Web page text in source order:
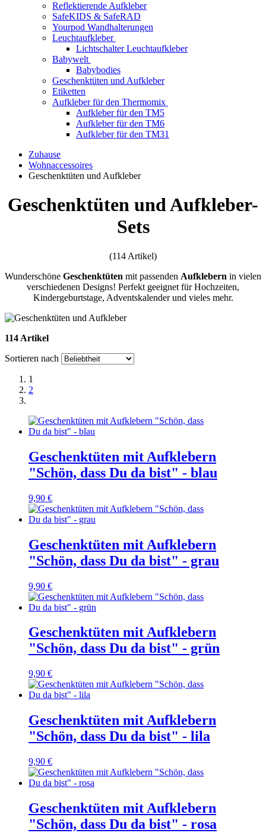
Reflektierende Aufkleber
SafeKIDS & SafeRAD
Yourpod Wandhalterungen
Leuchtaufkleber
Lichtschalter Leuchtaufkleber
Babywelt
Babybodies
Geschenktüten und Aufkleber
Etiketten
Aufkleber für den Thermomix
Aufkleber für den TM5
Aufkleber für den TM6
Aufkleber für den TM31
Zuhause
Wohnaccessoires
Geschenktüten und Aufkleber
Geschenktüten und Aufkleber-
Sets
(114 Artikel)
Wunderschöne Geschenktüten mit passenden Aufklebern in vielen
verschiedenen Designs! Perfekt geeignet für Hochzeiten,
Kindergeburtstage, Adventskalender und vieles mehr.
114 Artikel
Sortieren nach
1
2
Geschenktüten mit Aufklebern
"Schön, dass Du da bist" - blau
9,90 €
Geschenktüten mit Aufklebern
"Schön, dass Du da bist" - grau
9,90 €
Geschenktüten mit Aufklebern
"Schön, dass Du da bist" - grün
9,90 €
Geschenktüten mit Aufklebern
"Schön, dass Du da bist" - lila
9,90 €
Geschenktüten mit Aufklebern
"Schön, dass Du da bist" - rosa